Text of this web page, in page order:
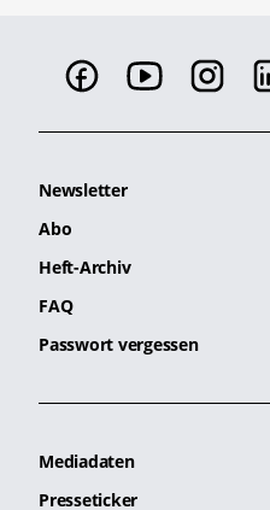
Newsletter
Abo
Heft-Archiv
FAQ
Passwort vergessen
Mediadaten
Presseticker